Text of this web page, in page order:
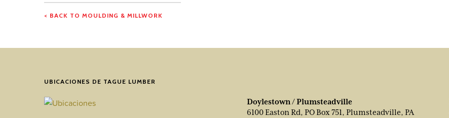
perfil
< BACK TO MOULDING & MILLWORK
UBICACIONES DE TAGUE LUMBER
Doylestown / Plumsteadville
6100 Easton Rd, PO Box 751, Plumsteadville, PA